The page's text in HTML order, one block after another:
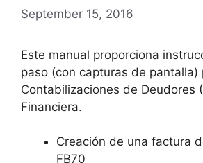
September 15, 2016
Este manual proporciona
paso (con capturas de pantalla)
Contabilizaciones de Deudores
Financiera.
Creación de una factura
FB70